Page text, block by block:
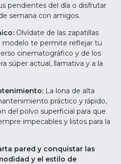
pendientes del día o disfrutar
semana con amigos.
Olvídate de las zapatillas
modelo te permite reflejar tu
cinematográfico y de los
súper actual, llamativa y a la
La lona de alta
práctico y rápido,
del polvo superficial para que
impecables y listos para la
pared y conquistar las
y el estilo de